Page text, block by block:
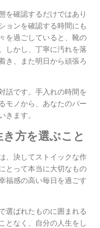
を確認するだけではあり
ョンを確認する時間にも
を過ごしていると、靴の
しかし、丁寧に汚れを落
き、また明日から頑張ろ
話です。手入れの時間を
モノから、あなたのパー
きます。
方を選ぶこと
、決してストイックな作
とって本当に大切なもの
福感の高い毎日を過ごす
選ばれたものに囲まれる
となく、自分の人生をし